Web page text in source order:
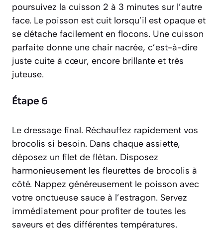
poursuivez la cuisson 2 à 3 minutes sur l’autre
face. Le poisson est cuit lorsqu’il est opaque et
se détache facilement en flocons. Une cuisson
parfaite donne une chair nacrée, c’est-à-dire
juste cuite à cœur, encore brillante et très
juteuse.
Étape 6
Le dressage final. Réchauffez rapidement vos
brocolis si besoin. Dans chaque assiette,
déposez un filet de flétan. Disposez
harmonieusement les fleurettes de brocolis à
côté. Nappez généreusement le poisson avec
votre onctueuse sauce à l’estragon. Servez
immédiatement pour profiter de toutes les
saveurs et des différentes températures.